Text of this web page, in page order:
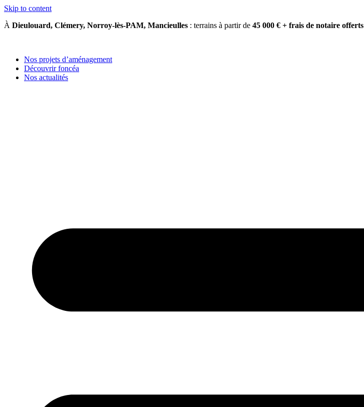
Skip to content
À Dieulouard, Clémery, Norroy-lès-PAM, Mancieulles : terrains à partir de 45 000 € + frais de notaire offerts
Nos projets d’aménagement
Découvrir foncéa
Nos actualités